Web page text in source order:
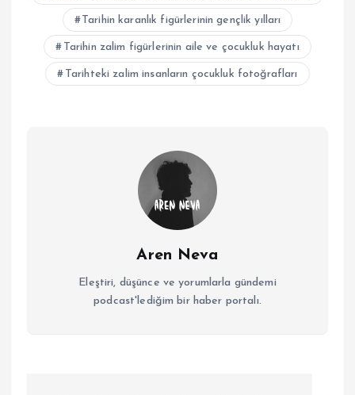
Tarihin karanlık figürlerinin gençlik yılları
Tarihin zalim figürlerinin aile ve çocukluk hayatı
Tarihteki zalim insanların çocukluk fotoğrafları
Aren Neva
Eleştiri, düşünce ve yorumlarla gündemi
podcast'lediğim bir haber portalı.